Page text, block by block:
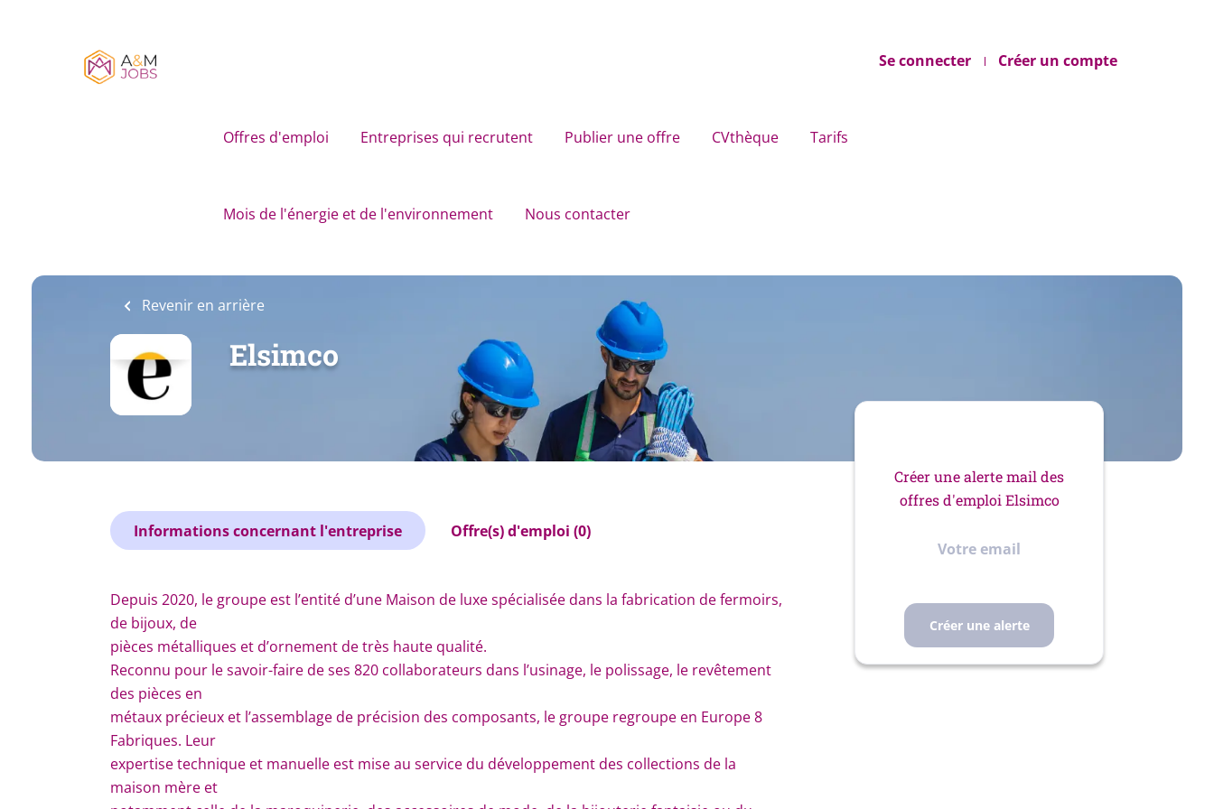
Se connecter Créer un compte
Offres d'emploi Entreprises qui recrutent Publier une offre CVthèque Tarifs
Mois de l'énergie et de l'environnement Nous contacter
Revenir en arrière
Elsimco
Informations concernant l'entreprise Offre(s) d'emploi (0)
Depuis 2020, le groupe est l’entité d’une Maison de luxe spécialisée dans la fabrication de fermoirs,
de bijoux, de
pièces métalliques et d’ornement de très haute qualité.
Reconnu pour le savoir-faire de ses 820 collaborateurs dans l’usinage, le polissage, le revêtement
des pièces en
métaux précieux et l’assemblage de précision des composants, le groupe regroupe en Europe 8
Fabriques. Leur
expertise technique et manuelle est mise au service du développement des collections de la
maison mère et
Créer une alerte mail des
offres d'emploi Elsimco